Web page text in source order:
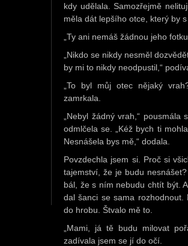
kdy udělala. Samozřejmě
měla dát lepšího otce, který by
„Ty ani nemáš žádnou jeho
„Nikdo se nikdy nesměl
by mi to nikdy neodpustil,“
„To byl můj otec nějaký
zamrkala.
„Nebyl žádný vrah,“
odmlčela se. „Kéž bych ti
Nesnášela bys mě,“ dodala.
Povzdechla jsem si. Proč si
tajemství, že je budu
bál, že s ním nebudu chtít být.
dal šanci se sama
do hrobu. Štvalo mě to.
„Mami, já tě budu milovat
zadívala jsem se jí do očí.